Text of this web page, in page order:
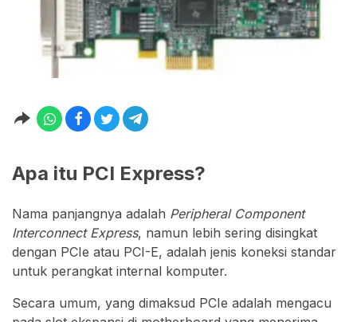
Apa itu PCI Express?
Nama panjangnya adalah Peripheral Component
Interconnect Express, namun lebih sering disingkat
dengan PCIe atau PCI-E, adalah jenis koneksi standar
untuk perangkat internal komputer.
Secara umum, yang dimaksud PCIe adalah mengacu